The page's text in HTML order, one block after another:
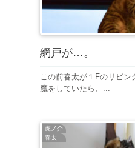
網戸が…。
この前春太が１Fのリビン
魔をしていたら、...
虎ノ介
春太